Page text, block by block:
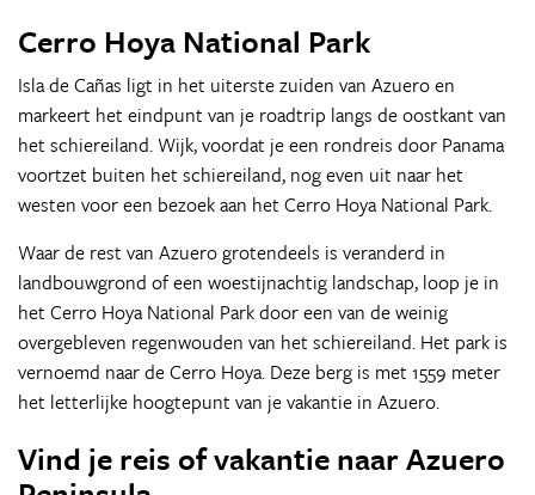
Cerro Hoya National Park
Isla de Cañas ligt in het uiterste zuiden van Azuero en
markeert het eindpunt van je roadtrip langs de oostkant van
het schiereiland. Wijk, voordat je een rondreis door Panama
voortzet buiten het schiereiland, nog even uit naar het
westen voor een bezoek aan het Cerro Hoya National Park.
Waar de rest van Azuero grotendeels is veranderd in
landbouwgrond of een woestijnachtig landschap, loop je in
het Cerro Hoya National Park door een van de weinig
overgebleven regenwouden van het schiereiland. Het park is
vernoemd naar de Cerro Hoya. Deze berg is met 1559 meter
het letterlijke hoogtepunt van je vakantie in Azuero.
Vind je reis of vakantie naar Azuero